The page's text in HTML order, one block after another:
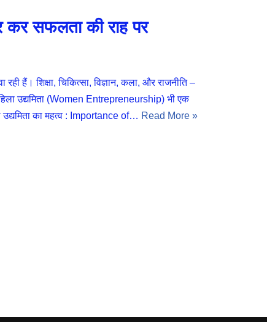
कर सफलता की राह पर
हैं। शिक्षा, चिकित्सा, विज्ञान, कला, और राजनीति –
उद्यमिता (Women Entrepreneurship) भी एक
उद्यमिता का महत्व : Importance of… Read More »